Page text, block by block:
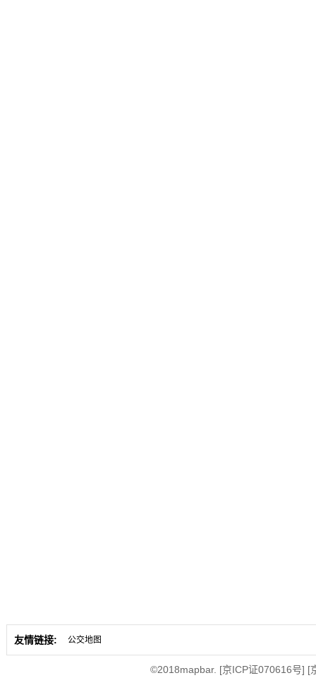
友情链接: 公交地图
©2018mapbar. [京ICP证070616号] [